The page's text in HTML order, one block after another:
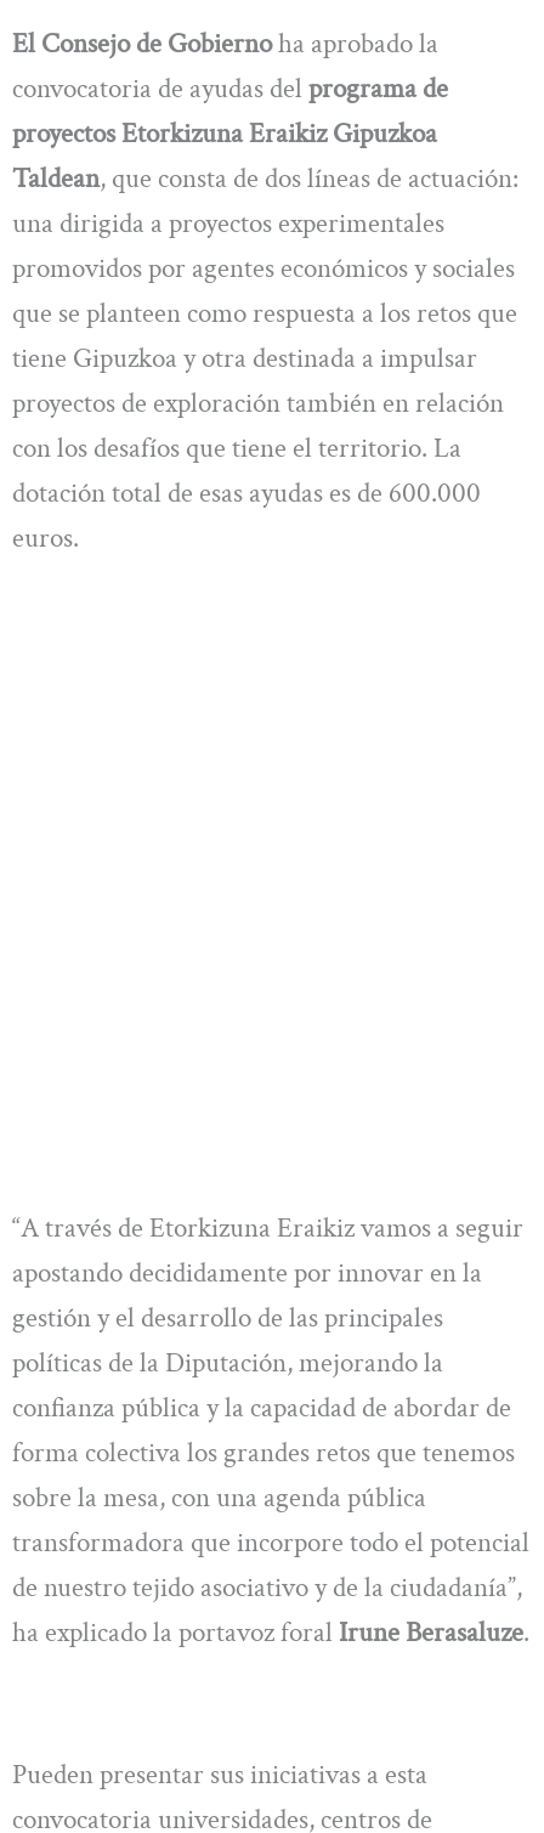
El Consejo de Gobiernoha aprobado la
convocatoria de ayudas del programa de
proyectos Etorkizuna Eraikiz Gipuzkoa
Taldean, que consta de dos líneas de actuación:
una dirigida a proyectos experimentales
promovidos por agentes económicos y sociales
que se planteen como respuesta a los retos que
tiene Gipuzkoa y otra destinada a impulsar
proyectos de exploración también en relación
con los desafíos que tiene el territorio. La
dotación total de esas ayudas es de 600.000
euros.
“A través de Etorkizuna Eraikiz vamos a seguir
apostando decididamente por innovar en la
gestión y el desarrollo de las principales
políticas de la Diputación, mejorando la
confianza pública y la capacidad de abordar de
forma colectiva los grandes retos que tenemos
sobre la mesa, con una agenda pública
transformadora que incorpore todo el potencial
de nuestro tejido asociativo y de la ciudadanía”,
ha explicado la portavoz foral Irune Berasaluze.
Pueden presentar sus iniciativas a esta
convocatoria universidades, centros de